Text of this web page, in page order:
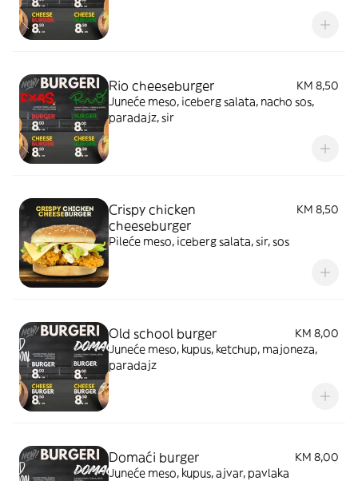
Rio cheeseburger
KM 8,50
Juneće meso, iceberg salata, nacho sos,
paradajz, sir
Crispy chicken
cheeseburger
KM 8,50
Pileće meso, iceberg salata, sir, sos
Old school burger
KM 8,00
Juneće meso, kupus, ketchup, majoneza,
paradajz
Domaći burger
KM 8,00
Juneće meso, kupus, ajvar, pavlaka